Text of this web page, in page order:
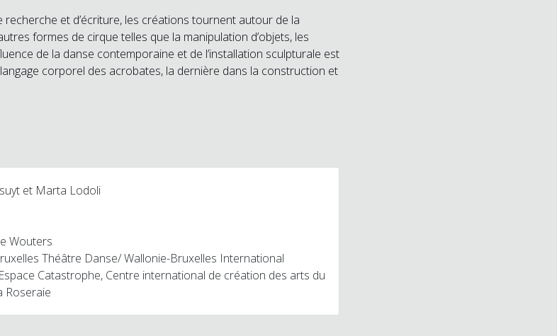
et d’écriture, les créations tournent autour de la
formes de cirque telles que la manipulation d’objets, les
de la danse contemporaine et de l’installation sculpturale est
corporel des acrobates, la dernière dans la construction et
et Marta Lodoli
Wouters
Théâtre Danse/ Wallonie-Bruxelles International
Catastrophe, Centre international de création des arts du
Roseraie